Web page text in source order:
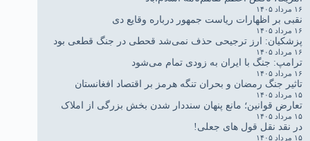
۱۶ مرداد ۱۴۰۵
نقبی بر اظهارات ریاست جمهور درباره وقایع دی
۱۶ مرداد ۱۴۰۵
پزشکیان: ارز ترجیحی حذف نمی‌شد قحطی در جنگ قطعی بود
۱۶ مرداد ۱۴۰۵
ترامپ: جنگ با ایران به زودی تمام می‌شود
۱۶ مرداد ۱۴۰۵
تاثیر جنگ رمضان و بحران تنگه هرمز بر اقتصاد افغانستان
۱۵ مرداد ۱۴۰۵
تعارض قوانین؛ مانع پنهان سنددار شدن بخش بزرگی از املاک
۱۵ مرداد ۱۴۰۵
در نقد نقل قول های جعلی!
۱۵ مرداد ۱۴۰۵